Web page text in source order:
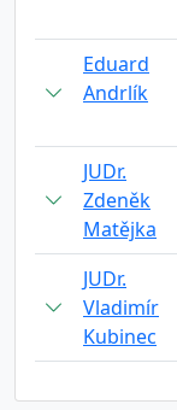
Eduard
Andrlík
JUDr.
Zdeněk
Matějka
JUDr.
Vladimír
Kubinec